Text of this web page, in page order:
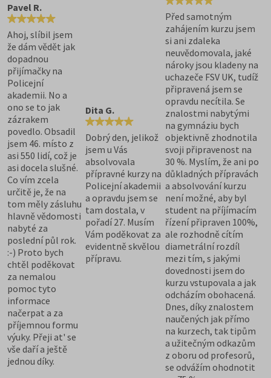
Pavel R.
Ahoj, slíbil jsem
že dám vědět jak
dopadnou
přijímačky na
Policejní
akademii. No a
ono se to jak
zázrakem
povedlo. Obsadil
jsem 46. místo z
asi 550 lidí, což je
asi docela slušné.
Co vím zcela
určitě je, že na
tom měly zásluhu
hlavně vědomosti
nabyté za
poslední půl rok.
:-) Proto bych
chtěl poděkovat
za nemalou
pomoc tyto
informace
načerpat a za
příjemnou formu
výuky. Přeji at' se
vše daří a ještě
jednou díky.
Dita G.
Dobrý den, jelikož
jsem u Vás
absolvovala
přípravné kurzy na
Policejní akademii
a opravdu jsem se
tam dostala, v
pořadí 27. Musím
Vám poděkovat za
evidentně skvělou
přípravu.
Před samotným
zahájením kurzu jsem
si ani zdaleka
neuvědomovala, jaké
nároky jsou kladeny na
uchazeče FSV UK, tudíž
připravená jsem se
opravdu necítila. Se
znalostmi nabytými
na gymnáziu bych
objektivně zhodnotila
svoji připravenost na
30 %. Myslím, že ani po
důkladných přípravách
a absolvování kurzu
není možné, aby byl
student na příjímacím
řízení připraven 100%,
ale rozhodně cítím
diametrální rozdíl
mezi tím, s jakými
dovednosti jsem do
kurzu vstupovala a jak
odcházím obohacená.
Dnes, díky znalostem
naučených jak přímo
na kurzech, tak tipům
a užitečným odkazům
z oboru od profesorů,
se odvážím ohodnotit